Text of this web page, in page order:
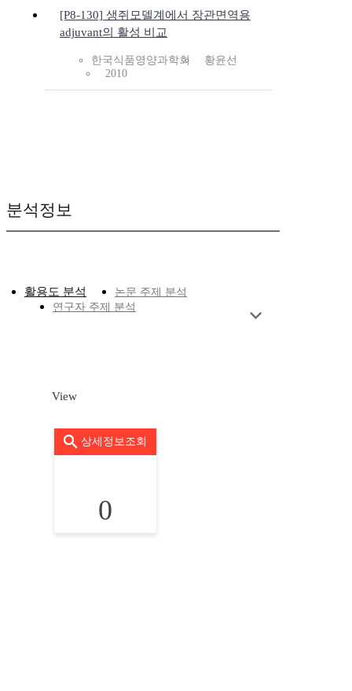
[P8-130] 생쥐모델계에서 장관면역용
adjuvant의 활성 비교
한국식품영양과학회
황윤선
2010
분석정보
활용도 분석
논문 주제 분석
연구자 주제 분석
View
상세정보조회
0